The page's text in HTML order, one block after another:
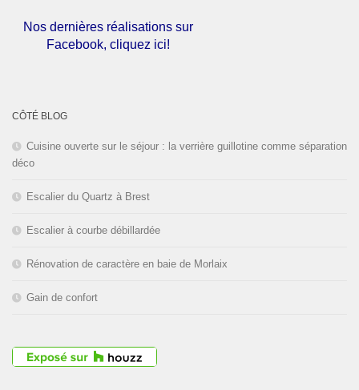
Nos dernières réalisations sur
Facebook, cliquez ici!
congés d'été du
CÔTÉ BLOG
Cuisine ouverte sur le séjour : la verrière guillotine comme séparation
déco
Escalier du Quartz à Brest
Escalier à courbe débillardée
Rénovation de caractère en baie de Morlaix
Gain de confort